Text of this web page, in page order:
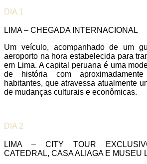
DIA 1
LIMA – CHEGADA INTERNACIONAL
Um veículo, acompanhado de um
aeroporto na hora estabelecida para
em Lima. A capital peruana é uma
de história com
habitantes, que atravessa atualmente
de mudanças culturais e econômicas.
DIA 2
LIMA – CITY TOUR
CATEDRAL, CASA ALIAGA E MUSEU